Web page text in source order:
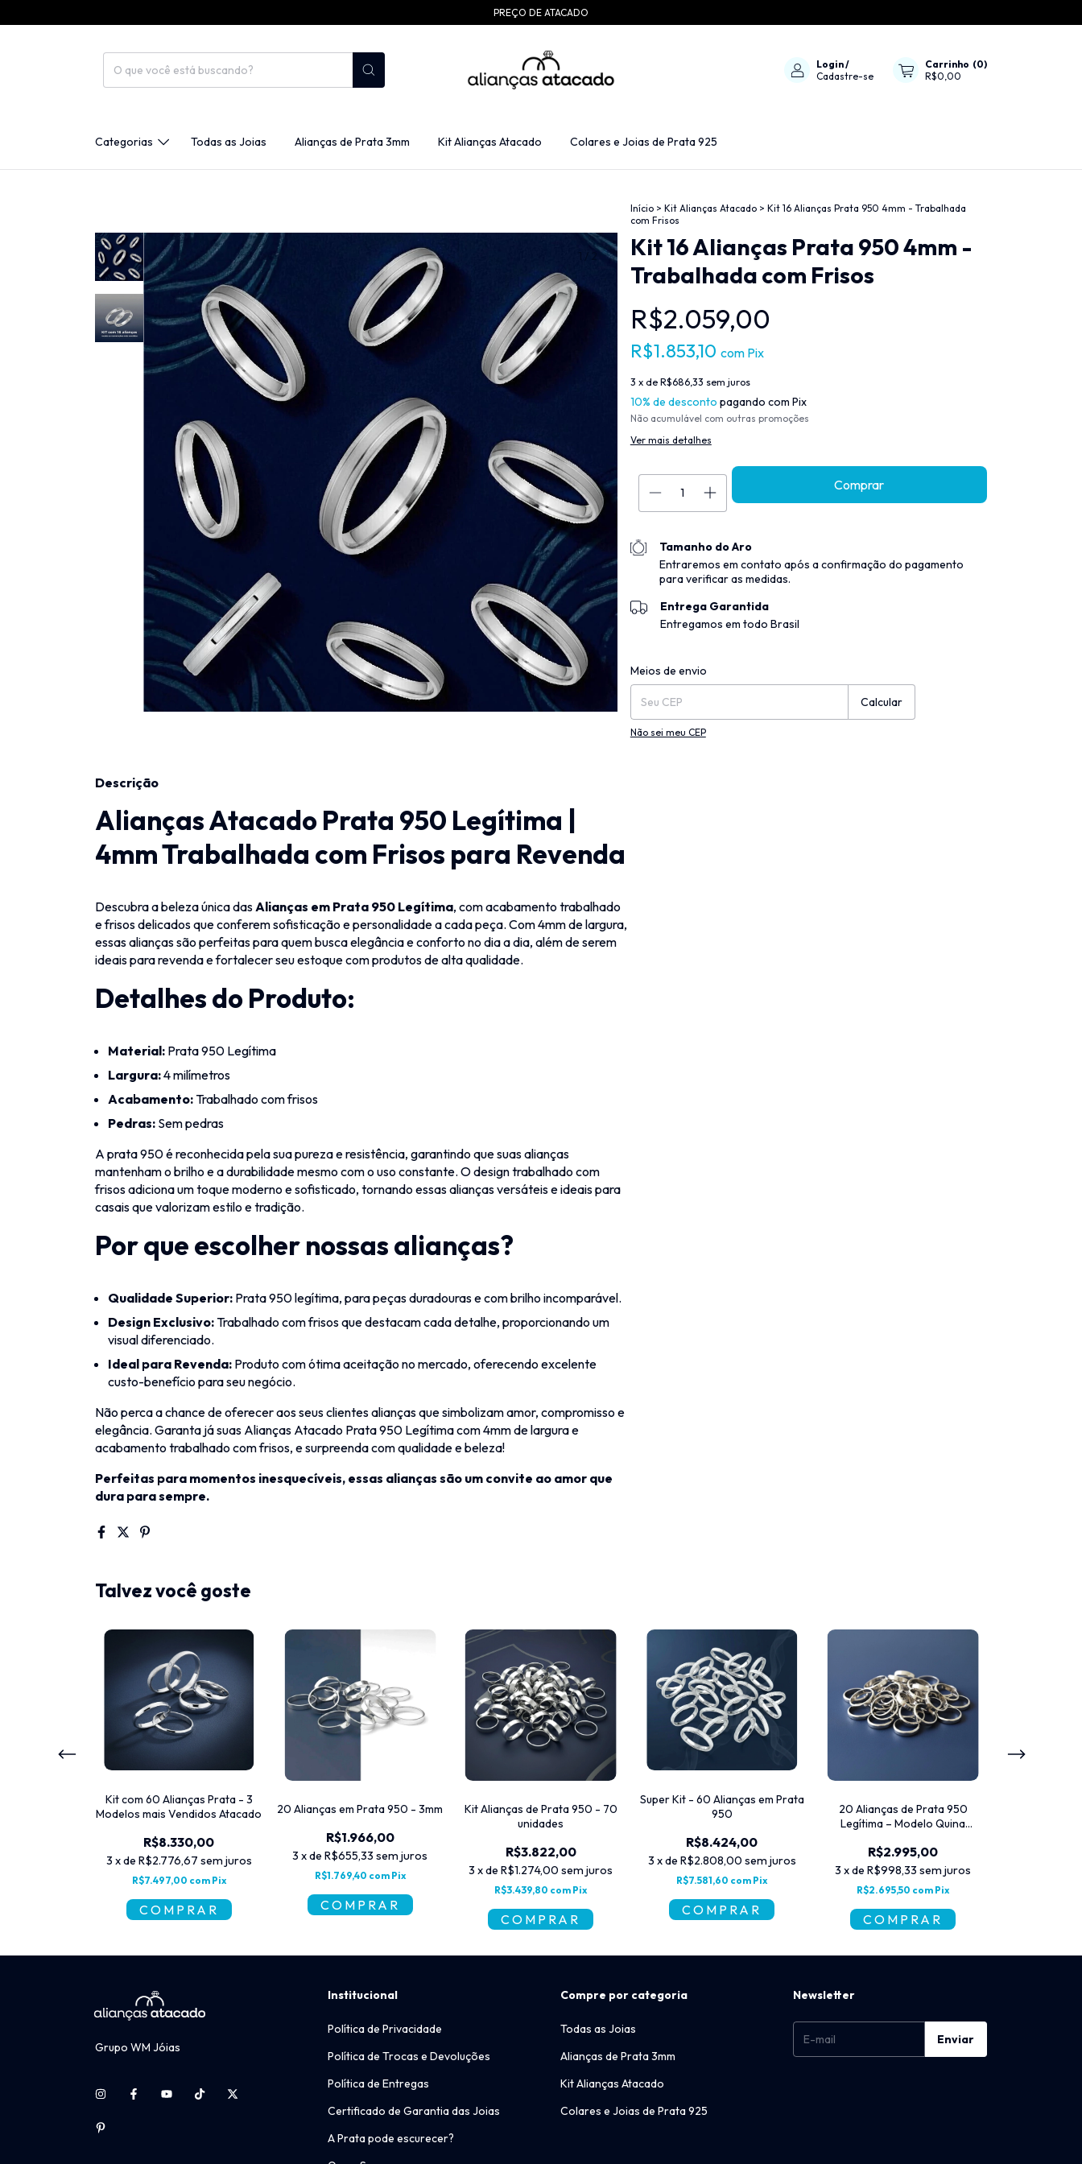
PREÇO DE ATACADO
Login/
Cadastre-se
Carrinho (0)
R$0,00
Categorias Todas as Joias Alianças de Prata 3mm Kit Alianças Atacado Colares e Joias de Prata 925
/
Início > Kit Alianças Atacado > Kit 16 Alianças Prata 950 4mm - Trabalhada
com Frisos
Kit 16 Alianças Prata 950 4mm -
Trabalhada com Frisos
R$2.059,00
R$1.853,10 com Pix
3 x deR$686,33 sem juros
10% de desconto pagando com Pix
Não acumulável com outras promoções
Ver mais detalhes
Tamanho do Aro
Entraremos em contato após a confirmação do pagamento
para verificar as medidas.
Entrega Garantida
Entregamos em todo Brasil
Entregas para o CEP:
Meios de envio
Calcular
Não sei meu CEP
Descrição
Alianças Atacado Prata 950 Legítima |
4mm Trabalhada com Frisos para Revenda
Descubra a beleza única das Alianças em Prata 950 Legítima, com acabamento trabalhado
e frisos delicados que conferem sofisticação e personalidade a cada peça. Com 4mm de largura,
essas alianças são perfeitas para quem busca elegância e conforto no dia a dia, além de serem
ideais para revenda e fortalecer seu estoque com produtos de alta qualidade.
Detalhes do Produto:
Material: Prata 950 Legítima
Largura:4 milímetros
Acabamento:Trabalhado com frisos
Pedras: Sem pedras
A prata 950 é reconhecida pela sua pureza e resistência, garantindo que suas alianças
mantenham o brilho e a durabilidade mesmo com o uso constante. O design trabalhado com
frisos adiciona um toque moderno e sofisticado, tornando essas alianças versáteis e ideais para
casais que valorizam estilo e tradição.
Por que escolher nossas alianças?
Qualidade Superior: Prata 950 legítima, para peças duradouras e com brilho incomparável.
Design Exclusivo:Trabalhado com frisos que destacam cada detalhe, proporcionando um
visual diferenciado.
Ideal para Revenda: Produto com ótima aceitação no mercado, oferecendo excelente
custo-benefício para seu negócio.
Não perca a chance de oferecer aos seus clientes alianças que simbolizam amor, compromisso e
elegância. Garanta já suas Alianças Atacado Prata 950 Legítima com 4mm de largura e
acabamento trabalhado com frisos, e surpreenda com qualidade e beleza!
Perfeitas para momentos inesquecíveis, essas alianças são um convite ao amor que
dura para sempre.
Talvez você goste
Kit com 60 Alianças Prata - 3
Modelos mais Vendidos Atacado
R$8.330,00
3 xde R$2.776,67 sem juros
R$7.497,00 com Pix
20 Alianças em Prata 950 - 3mm
R$1.966,00
3 xdeR$655,33 sem juros
R$1.769,40 com Pix
Kit Alianças de Prata 950 - 70
unidades
R$3.822,00
3 xdeR$1.274,00 sem juros
R$3.439,80 com Pix
Super Kit - 60 Alianças em Prata
950
R$8.424,00
3 xde R$2.808,00 sem juros
R$7.581,60 com Pix
20 Alianças de Prata 950
Legítima – Modelo Quina
R$2.995,00
3 xdeR$998,33 sem juros
R$2.695,50 com Pix
Grupo WM Jóias
Institucional
Política de Privacidade
Política de Trocas e Devoluções
Política de Entregas
Certificado de Garantia das Joias
A Prata pode escurecer?
Compre por categoria
Todas as Joias
Alianças de Prata 3mm
Kit Alianças Atacado
Colares e Joias de Prata 925
Newsletter